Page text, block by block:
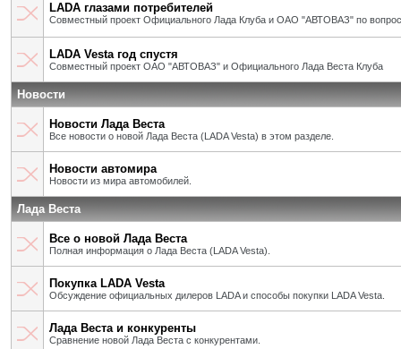
LADA глазами потребителей
Совместный проект Официального Лада Клуба и ОАО "АВТОВАЗ" по
LADA Vesta год спустя
Совместный проект ОАО "АВТОВАЗ" и Официального Лада Веста Клуба
Новости
Новости Лада Веста
Все новости о новой Лада Веста (LADA Vesta) в этом разделе.
Новости автомира
Новости из мира автомобилей.
Лада Веста
Все о новой Лада Веста
Полная информация о Лада Веста (LADA Vesta).
Покупка LADA Vesta
Обсуждение официальных дилеров LADA и способы покупки LADA Vesta.
Лада Веста и конкуренты
Сравнение новой Лада Веста с конкурентами.